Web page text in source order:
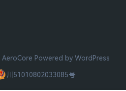
AeroCore Powered by WordPress
川51010802033085号